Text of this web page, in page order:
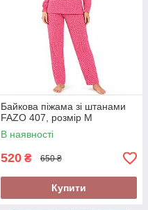
Байкова піжама зі штанами
FAZO 407, розмір М
В наявності
520 ₴ 650 ₴
Купити